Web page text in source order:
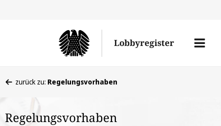
Lobbyregister
Menü
befinden
hier:
zurück zu: Regelungsvorhaben
Regelungsvorhaben